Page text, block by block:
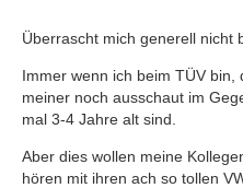
Überrascht mich generell nicht
Immer wenn ich beim TÜV
meiner noch ausschaut im
mal 3-4 Jahre alt sind.
Aber dies wollen meine
hören mit ihren ach so tollen